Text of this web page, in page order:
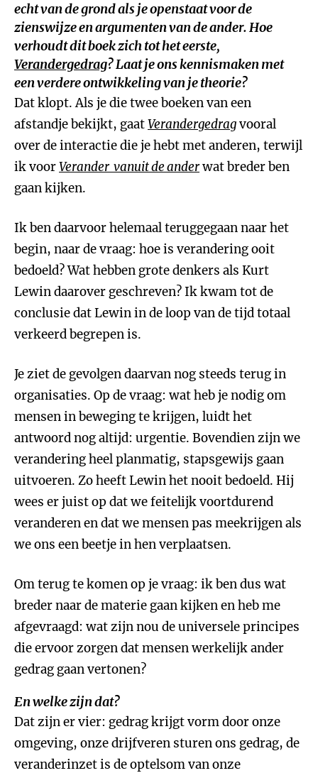
echt van de grond als je openstaat voor de
zienswijze en argumenten van de ander. Hoe
verhoudt dit boek zich tot het eerste,
Verandergedrag? Laat je ons kennismaken met
een verdere ontwikkeling van je theorie?
Dat klopt. Als je die twee boeken van een
afstandje bekijkt, gaatVerandergedragvooral
over de interactie die je hebt met anderen, terwijl
ik voorVerander vanuit de anderwat breder ben
gaan kijken.
Ik ben daarvoor helemaal teruggegaan naar het
begin, naar de vraag: hoe is verandering ooit
bedoeld? Wat hebben grote denkers als Kurt
Lewin daarover geschreven? Ik kwam tot de
conclusie dat Lewin in de loop van de tijd totaal
verkeerd begrepen is.
Je ziet de gevolgen daarvan nog steeds terug in
organisaties. Op de vraag: wat heb je nodig om
mensen in beweging te krijgen, luidt het
antwoord nog altijd: urgentie. Bovendien zijn we
verandering heel planmatig, stapsgewijs gaan
uitvoeren. Zo heeft Lewin het nooit bedoeld. Hij
wees er juist op dat we feitelijk voortdurend
veranderen en dat we mensen pas meekrijgen als
we ons een beetje in hen verplaatsen.
Om terug te komen op je vraag: ik ben dus wat
breder naar de materie gaan kijken en heb me
afgevraagd: wat zijn nou de universele principes
die ervoor zorgen dat mensen werkelijk ander
gedrag gaan vertonen?
En welke zijn dat?
Dat zijn er vier: gedrag krijgt vorm door onze
omgeving, onze drijfveren sturen ons gedrag, de
veranderinzet is de optelsom van onze